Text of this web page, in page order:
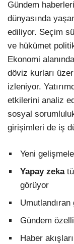
Gündem
dünyasında
ediliyor. Seçim
ve hükümet
Ekonomi
döviz kurları
izleniyor.
etkilerini analiz
sosyal
girişimleri de iş
Yeni
Yapay zeka
görüyor
Gündem
Haber